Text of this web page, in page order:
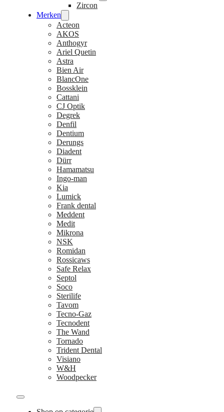
Zircon
Merken
Acteon
AKOS
Anthogyr
Ariel Quetin
Astra
Bien Air
BlancOne
Bossklein
Cattani
CJ Optik
Degrek
Denfil
Dentium
Derungs
Diadent
Dürr
Hamamatsu
Ingo-man
Kia
Lumick
Frank dental
Meddent
Medit
Mikrona
NSK
Romidan
Rossicaws
Safe Relax
Septol
Soco
Sterilife
Tavom
Tecno-Gaz
Tecnodent
The Wand
Tornado
Trident Dental
Visiano
W&H
Woodpecker